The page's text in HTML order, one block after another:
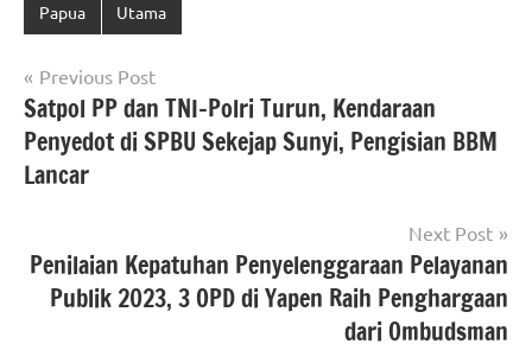
Papua Utama
Navigasi
pos
Previous Post
Satpol PP dan TNI-Polri Turun, Kendaraan
Penyedot di SPBU Sekejap Sunyi, Pengisian BBM
Lancar
Next Post
Penilaian Kepatuhan Penyelenggaraan Pelayanan
Publik 2023, 3 OPD di Yapen Raih Penghargaan
dari Ombudsman